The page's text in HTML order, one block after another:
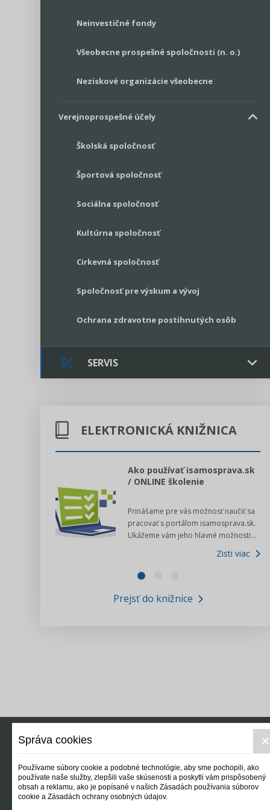
Neinvestičné fondy
Všeobecne prospešné spoločnosti (n. o.)
Neziskové organizácie všeobecne
Verejnoprospešné účely
Školská spoločnosť
Športová spoločnosť
Sociálna spoločnosť
Kultúrna spoločnosť
Cirkevná spoločnosť
Spoločnosť pre výskum a vývoj
Ochrana zdravotne postihnutých osôb
SERVIS
Online poradenstvo
Register neziskových organizácií
Legislatívne správy
Informácie COVID19
ELEKTRONICKÁ KNIŽNICA
Ako používať isamosprava.sk
/ ONLINE školenie
Prinášame pre vás možnosť naučiť sa
pracovať s portálom isamosprava.sk.
Ukážeme vám jeho hlavné možnosti...
Zisti viac
Prejsť do knižnice
Správa cookies
Používame súbory cookie a podobné technológie, aby sme pochopili, ako
používate naše služby, zlepšili vaše skúsenosti a poskytli vám prispôsobený
obsah a reklamu, ako je popísané v našich Zásadách používania súborov
cookie a Zásadách ochrany osobných údajov.